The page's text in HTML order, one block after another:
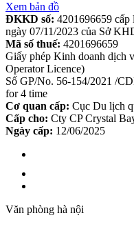
Xem bản đồ
ĐKKD số: 4201696659 cấp
ngày 07/11/2023 của Sở
Mã số thuế: 4201696659
Giấy phép Kinh doanh dịch
Operator Licence)
Số GP/No. 56-154/2021 /
for 4 time
Cơ quan cấp: Cục Du lịch
Cấp cho: Cty CP Crystal
Ngày cấp: 12/06/2025
Văn phòng hà nội